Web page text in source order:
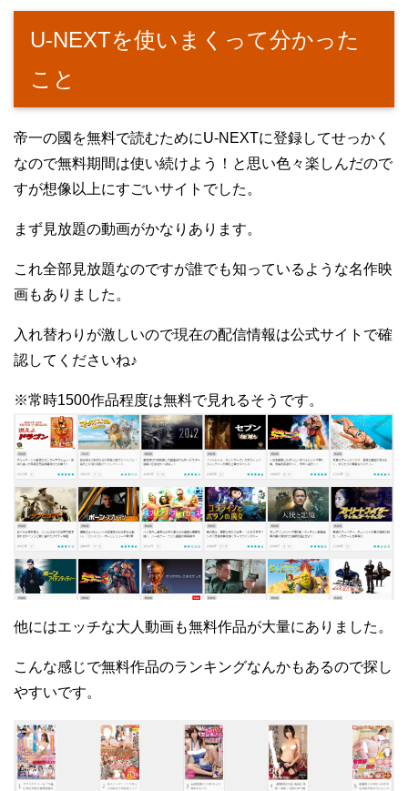
U-NEXTを使いまくって分かった
こと
帝一の國を無料で読むためにU-NEXTに登録してせっかく
なので無料期間は使い続けよう！と思い色々楽しんだので
すが想像以上にすごいサイトでした。
まず見放題の動画がかなりあります。
これ全部見放題なのですが誰でも知っているような名作映
画もありました。
入れ替わりが激しいので現在の配信情報は公式サイトで確
認してくださいね♪
※常時1500作品程度は無料で見れるそうです。
他にはエッチな大人動画も無料作品が大量にありました。
こんな感じで無料作品のランキングなんかもあるので探し
やすいです。